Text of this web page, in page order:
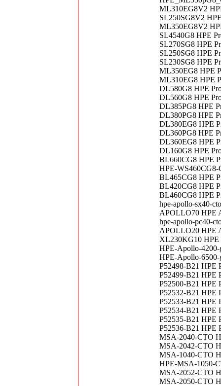
ML310EG8V2
SL250SG8V2
ML350EG8V2
SL4540G8 HPE
SL270SG8 HPE
SL250SG8 HPE
SL230SG8 HPE
ML350EG8 HPE
ML310EG8 HPE
DL580G8 HPE
DL560G8 HPE
DL385PG8 HPE
DL380PG8 HPE
DL380EG8 HPE
DL360PG8 HPE
DL360EG8 HPE
DL160G8 HPE
BL660CG8 HPE
HPE-WS460CG8-
BL465CG8 HPE
BL420CG8 HPE
BL460CG8 HPE
hpe-apollo-sx40-
APOLLO70 HPE
hpe-apollo-pc40-
APOLLO20 HPE
XL230KG10 HPE
HPE-Apollo-4200-
HPE-Apollo-6500-
P52498-B21 HPE
P52499-B21 HPE
P52500-B21 HPE
P52532-B21 HPE
P52533-B21 HPE
P52534-B21 HPE
P52535-B21 HPE
P52536-B21 HPE
MSA-2040-CTO
MSA-2042-CTO
MSA-1040-CTO
HPE-MSA-1050-
MSA-2052-CTO
MSA-2050-CTO